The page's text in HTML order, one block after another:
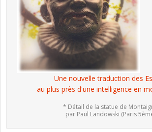
Une nouvelle traduction des
au plus près d'une intelligence en
* Détail de la statue de
par Paul Landowski (Paris